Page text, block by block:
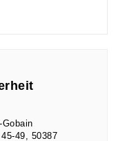
45-49 50387